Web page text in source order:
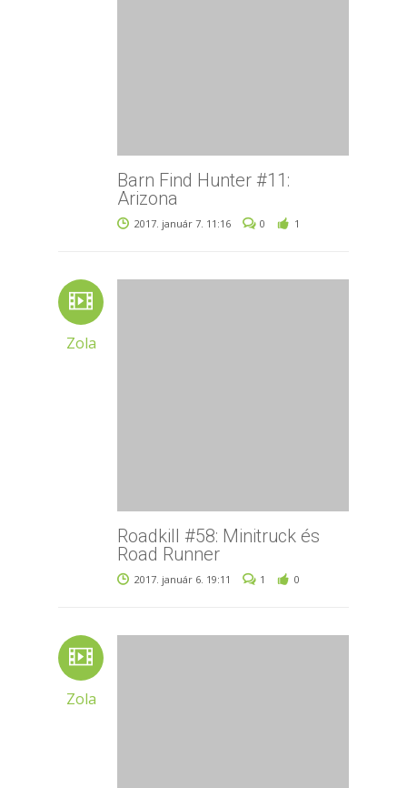
Barn Find Hunter #11:
Arizona
2017. január 7. 11:16 0 1
Zola
Roadkill #58: Minitruck és
Road Runner
2017. január 6. 19:11 1 0
Zola